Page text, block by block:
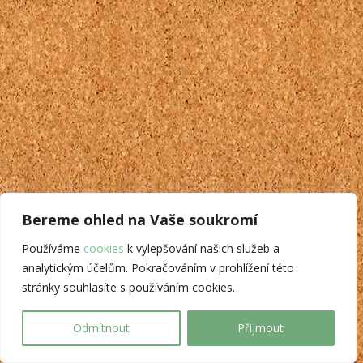
Bereme ohled na Vaše soukromí
Používáme cookies k vylepšování našich služeb a
analytickým účelům. Pokračováním v prohlížení této
stránky souhlasíte s používáním cookies.
Odmítnout Přijmout